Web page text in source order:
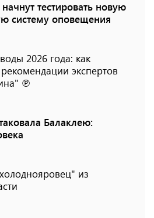
тестировать новую
систему оповещения
2026 года: как
экспертов
℗
Балаклею:
из